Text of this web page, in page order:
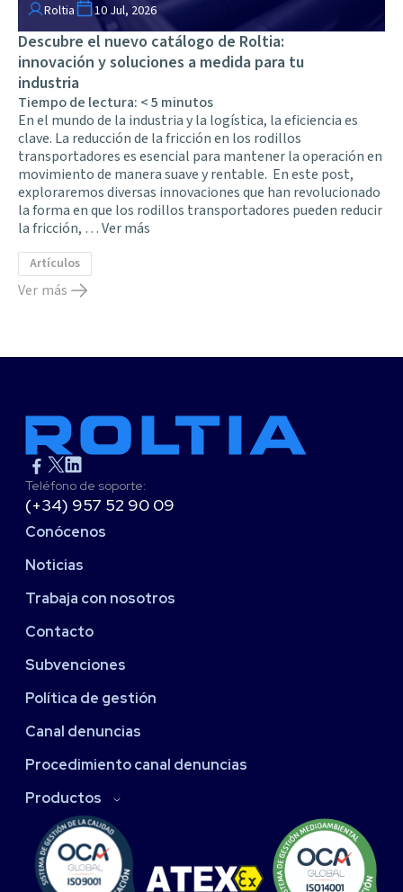
Roltia 10 Jul, 2026
Descubre el nuevo catálogo de Roltia:
innovación y soluciones a medida para tu
industria
Tiempo de lectura: < 5 minutos
En el mundo de la industria y la logística, la eficiencia es
clave. La reducción de la fricción en los rodillos
transportadores es esencial para mantener la operación en
movimiento de manera suave y rentable. En este post,
exploraremos diversas innovaciones que han revolucionado
la forma en que los rodillos transportadores pueden reducir
la fricción, …Ver más
Artículos
Ver más
Teléfono de soporte:
(+34) 957 52 90 09
Conócenos
Noticias
Trabaja con nosotros
Contacto
Subvenciones
Política de gestión
Canal denuncias
Procedimiento canal denuncias
Productos